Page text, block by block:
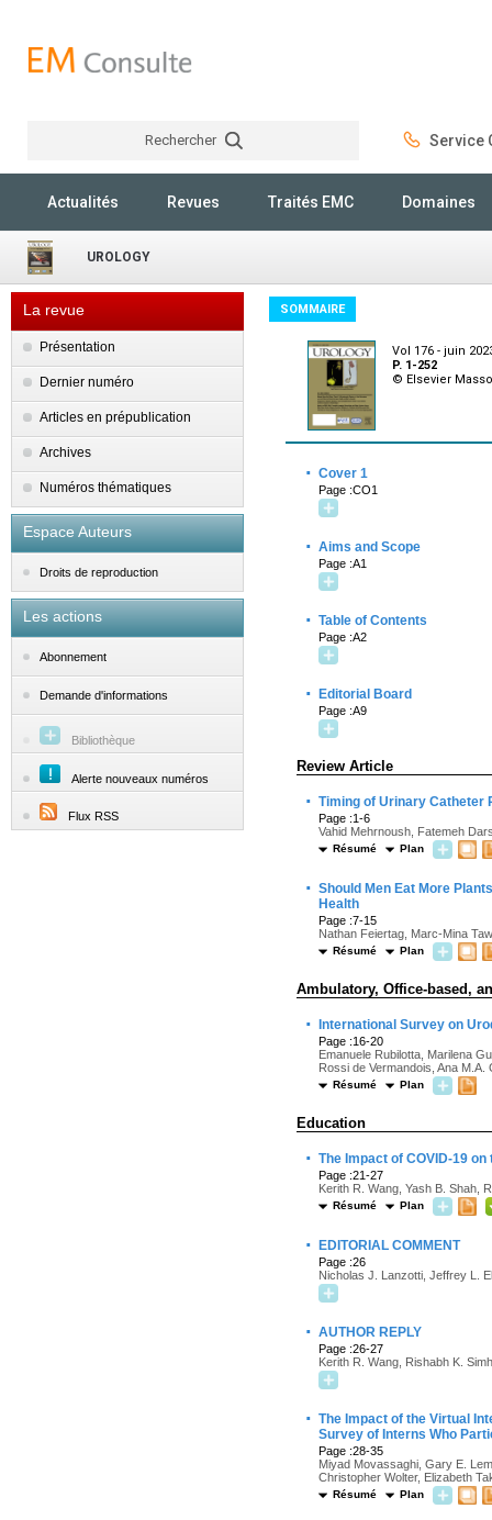
Rechercher Service
Actualités Revues Traités EMC Domaines
UROLOGY
La revue
Présentation
Dernier numéro
Articles en prépublication
Archives
Numéros thématiques
Espace Auteurs
Droits de reproduction
Les actions
Abonnement
Demande d'informations
Bibliothèque
Alerte nouveaux numéros
Flux RSS
SOMMAIRE
Vol 176 - juin
P. 1-252
© Elsevier
· Cover 1
Page :CO1
· Aims and Scope
Page :A1
· Table of Contents
Page :A2
· Editorial Board
Page :A9
Review Article
· Timing of Urinary Catheter
Page :1-6
Vahid Mehrnoush, Fatemeh
Résumé Plan
· Should Men Eat More
Health
Page :7-15
Nathan Feiertag, Marc-Mina
Résumé Plan
Ambulatory, Office-based,
· International Survey on
Page :16-20
Emanuele Rubilotta, Marilena
Rossi de Vermandois, Ana
Résumé Plan
Education
· The Impact of COVID-19
Page :21-27
Kerith R. Wang, Yash B. Shah,
Résumé Plan
· EDITORIAL COMMENT
Page :26
Nicholas J. Lanzotti, Jeffrey L.
· AUTHOR REPLY
Page :26-27
Kerith R. Wang, Rishabh K.
· The Impact of the Virtual
Survey of Interns Who
Page :28-35
Miyad Movassaghi, Gary E.
Christopher Wolter, Elizabeth
Résumé Plan